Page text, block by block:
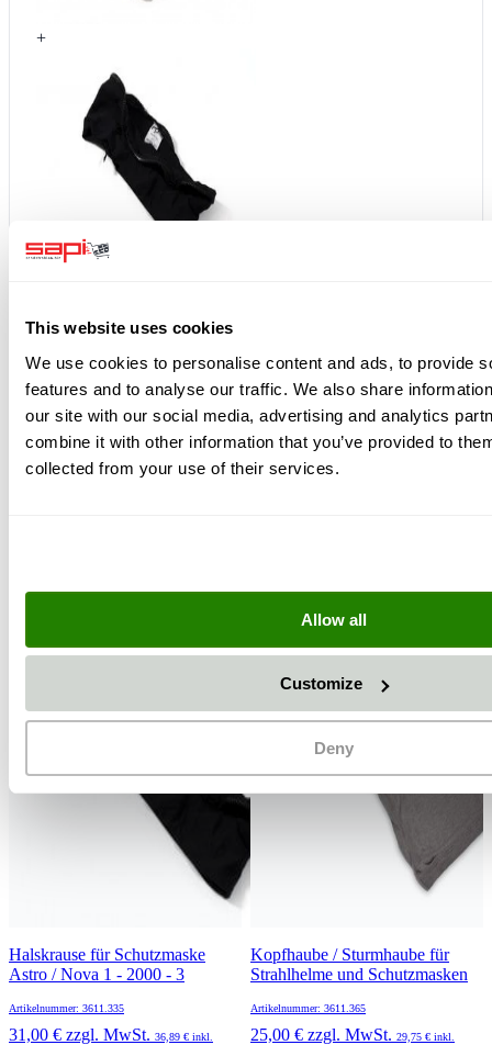
This website uses cookies
We use cookies to personalise content and ads, to provide
features and to analyse our traffic. We also share
our site with our social media, advertising and analytics
combine it with other information that you’ve provided to
collected from your use of their services.
Allow all
Customize
Deny
+
Gürtel für Schutzmasken und Klimageräte
inkl. MwSt.
Ersatzhaube für Lackierhaube T-Link
Halskrause für Schutzmaske Astro / Nova 1 - 2000 - 3
31,00 €
36,89 € inkl. MwSt.
Gesamtpreis: 243,90 € zzgl. MwSt. 290,24 € inkl. MwSt.
Halskrause für Schutzmaske
Astro / Nova 1 - 2000 - 3
Artikelnummer: 3611.335
31,00 € zzgl. MwSt. 36,89 € inkl.
Kopfhaube / Sturmhaube für
Strahlhelme und Schutzmasken
Artikelnummer: 3611.365
25,00 € zzgl. MwSt. 29,75 € inkl.